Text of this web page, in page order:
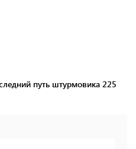
путь штурмовика 225